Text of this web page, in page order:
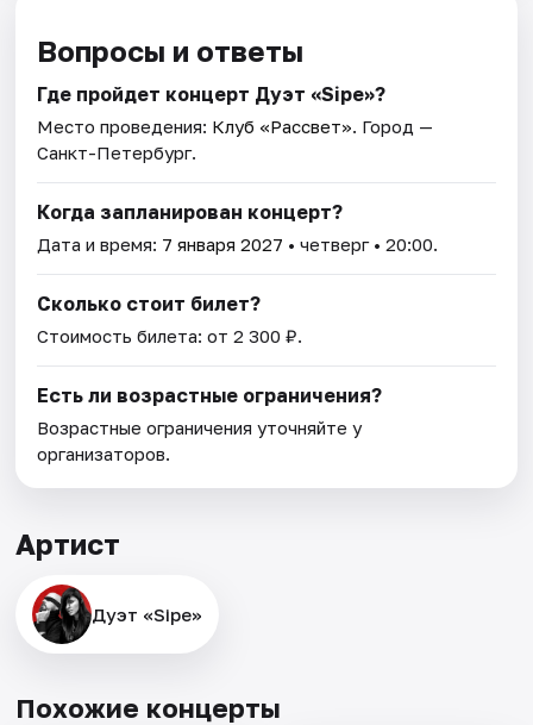
Вопросы и ответы
Где пройдет концерт Дуэт «Sipe»?
Место проведения: Клуб «Рассвет». Город —
Санкт-Петербург.
Когда запланирован концерт?
Дата и время: 7 января 2027 • четверг • 20:00.
Сколько стоит билет?
Стоимость билета: от 2 300 ₽.
Есть ли возрастные ограничения?
Возрастные ограничения уточняйте у
организаторов.
Артист
Дуэт «Sipe»
Похожие концерты